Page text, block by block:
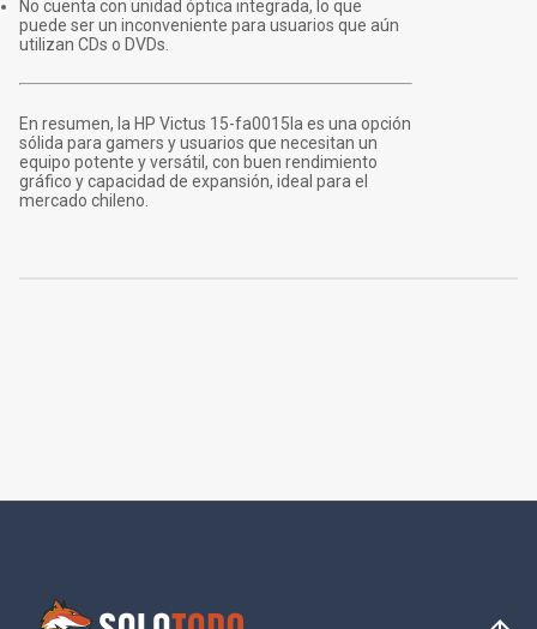
No cuenta con unidad óptica integrada, lo que
puede ser un inconveniente para usuarios que aún
utilizan CDs o DVDs.
En resumen, la HP Victus 15-fa0015la es una opción
sólida para gamers y usuarios que necesitan un
equipo potente y versátil, con buen rendimiento
gráfico y capacidad de expansión, ideal para el
mercado chileno.